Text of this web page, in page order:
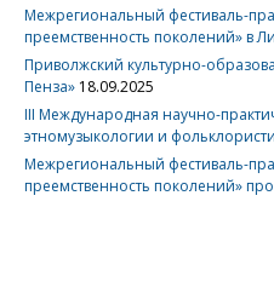
Межрегиональный фестиваль-
преемственность поколений» в
Приволжский культурно-
Пенза» 18.09.2025
III Международная научно-
этномузыкологии и
Межрегиональный фестиваль-
преемственность поколений»